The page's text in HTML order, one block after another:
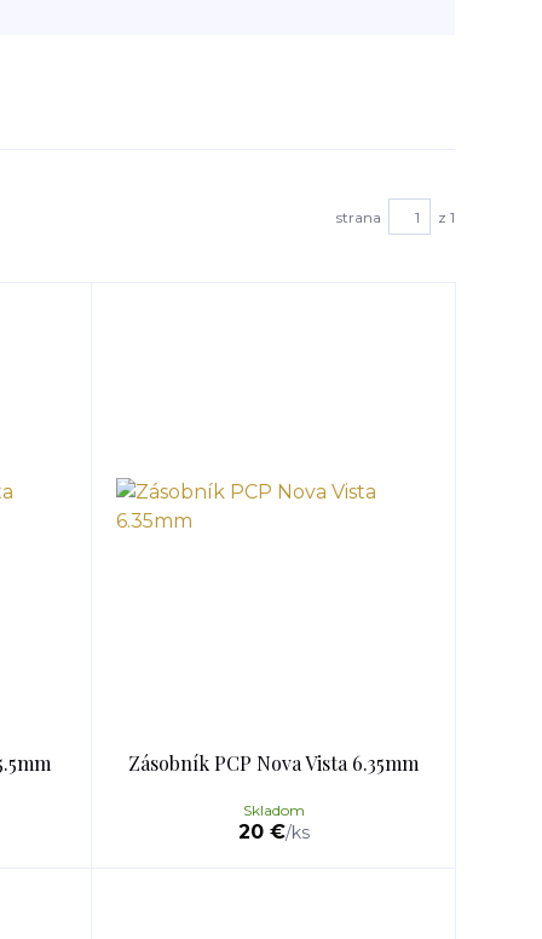
strana z 1
Zásobník PCP Nova Vista 6.35mm
20 €/ks
Skladom